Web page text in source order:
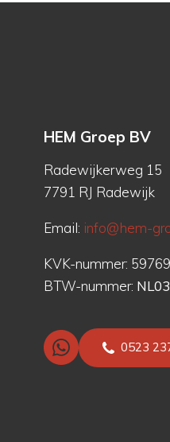
HEM Groep BV
Radewijkerweg 15
7791 RJ Radewijk
Email: info@hem-
KVK-nummer:
BTW-nummer:
0523